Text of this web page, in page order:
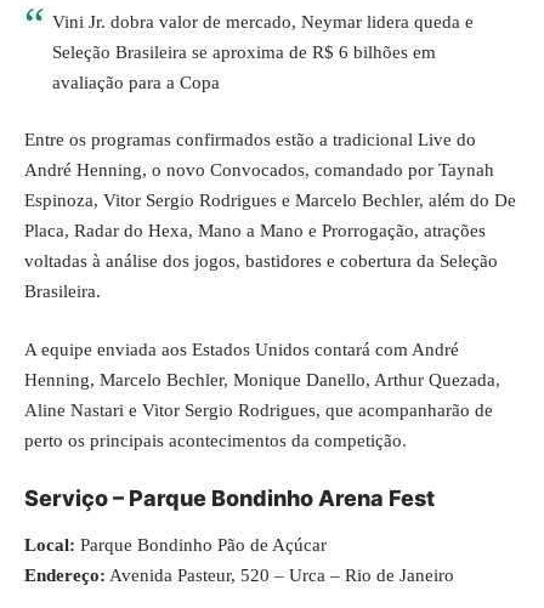
Vini Jr. dobra valor de mercado, Neymar lidera queda e
Seleção Brasileira se aproxima de R$ 6 bilhões em
avaliação para a Copa
Entre os programas confirmados estão a tradicional Live do
André Henning, o novo Convocados, comandado por Taynah
Espinoza, Vitor Sergio Rodrigues e Marcelo Bechler, além do De
Placa, Radar do Hexa, Mano a Mano e Prorrogação, atrações
voltadas à análise dos jogos, bastidores e cobertura da Seleção
Brasileira.
A equipe enviada aos Estados Unidos contará com André
Henning, Marcelo Bechler, Monique Danello, Arthur Quezada,
Aline Nastari e Vitor Sergio Rodrigues, que acompanharão de
perto os principais acontecimentos da competição.
Serviço – Parque Bondinho Arena Fest
Local: Parque Bondinho Pão de Açúcar
Endereço: Avenida Pasteur, 520 – Urca – Rio de Janeiro